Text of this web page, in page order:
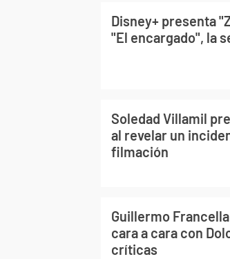
Disney+ presenta
"El encargado", la
Soledad Villamil
al revelar un
filmación
Guillermo
cara a cara con
críticas